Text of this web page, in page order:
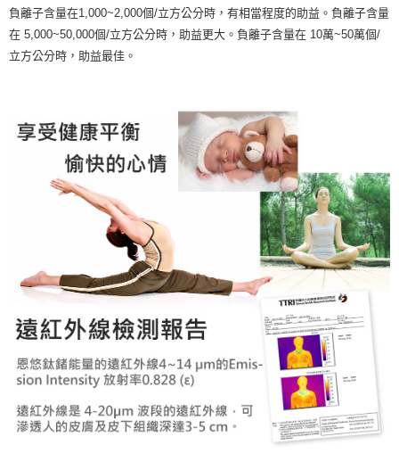
負離子含量在1,000~2,000個/立方公分時，有相當程度的助益。負離子含量
在 5,000~50,000個/立方公分時，助益更大。負離子含量在 10萬~50萬個/
立方公分時，助益最佳。